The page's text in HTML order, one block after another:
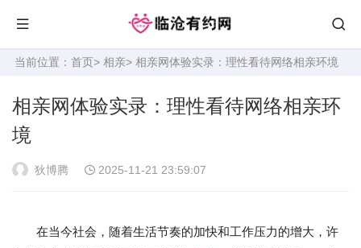
当前位置： 首页> 相亲> 相亲网体验实录：理性看待网络相亲环境
相亲网体验实录：理性看待网络相亲环
境
狄博腾 2025-11-21 23:59:07
在当今社会，随着生活节奏的加快和工作压力的增大，许